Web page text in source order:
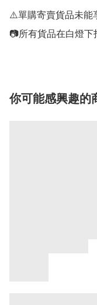
⚠️單購寄賣貨品未能
你可能感興趣的